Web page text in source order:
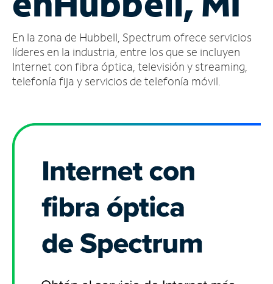
cuenta
Encuentra
una
tienda
En la zona de Hubbell, Spectrum ofrece servicios
líderes en la industria, entre los que se incluyen
Internet con fibra óptica, televisión y streaming,
telefonía fija y servicios de telefonía móvil.